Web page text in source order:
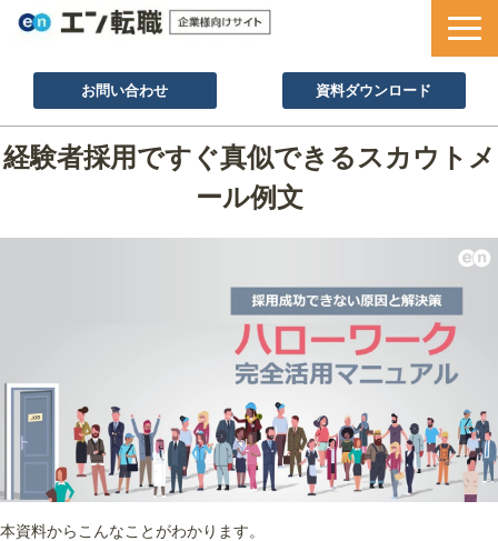
お問い合わせ 資料ダウンロード
サービス一覧
採用ノウハウ
お役立ち資料
経験者採用ですぐ真似できるスカウトメ
ール例文
本資料からこんなことがわかります。